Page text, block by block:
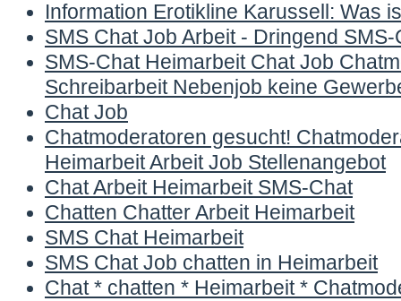
Information Erotikline Karussell: Was
SMS Chat Job Arbeit - Dringend
SMS-Chat Heimarbeit Chat Job
Schreibarbeit Nebenjob keine
Chat Job
Chatmoderatoren gesucht!
Heimarbeit Arbeit Job Stellenangebot
Chat Arbeit Heimarbeit SMS-Chat
Chatten Chatter Arbeit Heimarbeit
SMS Chat Heimarbeit
SMS Chat Job chatten in Heimarbeit
Chat * chatten * Heimarbeit *